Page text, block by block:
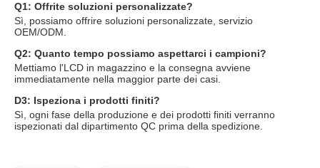
Q1: Offrite soluzioni personalizzate?
Sì, possiamo offrire soluzioni personalizzate, servizio
OEM/ODM.
Q2: Quanto tempo possiamo aspettarci i campioni?
Mettiamo l'LCD in magazzino e la consegna avviene
immediatamente nella maggior parte dei casi.
D3: Ispeziona i prodotti finiti?
Sì, ogni fase della produzione e dei prodotti finiti verranno
ispezionati dal dipartimento QC prima della spedizione.